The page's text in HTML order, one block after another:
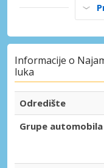
Informacije o
luka
Odredište
Grupe automobila